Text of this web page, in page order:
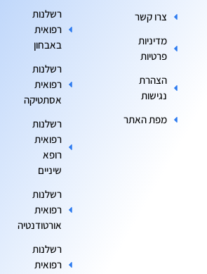
צרו קשר
מדיניות
פרטיות
הצהרת
נגישות
מפת האתר
רשלנות
רפואית
באבחון
רשלנות
רפואית
אסתטיקה
רשלנות
רפואית
רופא
שיניים
רשלנות
רפואית
אורטודנטיה
רשלנות
רפואית